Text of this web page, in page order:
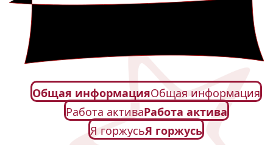
Общая информацияОбщая информация
Работа активаРабота актива
Я горжусьЯ горжусь